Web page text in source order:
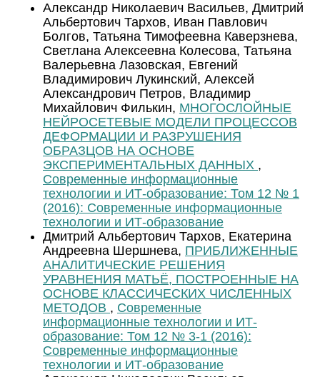
Александр Николаевич Васильев, Дмитрий
Альбертович Тархов, Иван Павлович
Болгов, Татьяна Тимофеевна Каверзнева,
Светлана Алексеевна Колесова, Татьяна
Валерьевна Лазовская, Евгений
Владимирович Лукинский, Алексей
Александрович Петров, Владимир
Михайлович Филькин, МНОГОСЛОЙНЫЕ
НЕЙРОСЕТЕВЫЕ МОДЕЛИ ПРОЦЕССОВ
ДЕФОРМАЦИИ И РАЗРУШЕНИЯ
ОБРАЗЦОВ НА ОСНОВЕ
ЭКСПЕРИМЕНТАЛЬНЫХ ДАННЫХ ,
Современные информационные
технологии и ИТ-образование: Том 12 № 1
(2016): Современные информационные
технологии и ИТ-образование
Дмитрий Альбертович Тархов, Екатерина
Андреевна Шершнева, ПРИБЛИЖЕННЫЕ
АНАЛИТИЧЕСКИЕ РЕШЕНИЯ
УРАВНЕНИЯ МАТЬЁ, ПОСТРОЕННЫЕ НА
ОСНОВЕ КЛАССИЧЕСКИХ ЧИСЛЕННЫХ
МЕТОДОВ , Современные
информационные технологии и ИТ-
образование: Том 12 № 3-1 (2016):
Современные информационные
технологии и ИТ-образование